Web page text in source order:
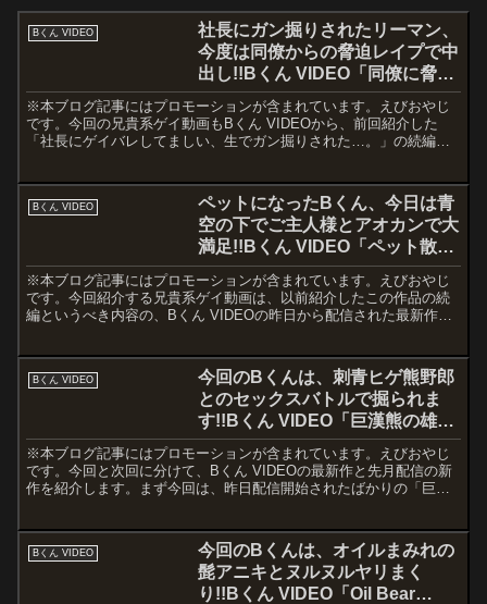
Bくん VIDEO
社長にガン掘りされたリーマン、
今度は同僚からの脅迫レイプで中
出し!!Bくん VIDEO「同僚に脅さ
れ～」。
※本ブログ記事にはプロモーションが含まれています。えびおやじ
です。今回の兄貴系ゲイ動画もBくん VIDEOから、前回紹介した
「社長にゲイバレしてましい、生でガン掘りされた…。」の続編と
Bくん VIDEO
ペットになったBくん、今日は青
空の下でご主人様とアオカンで大
満足!!Bくん VIDEO「ペット散歩
中に中出し」。
※本ブログ記事にはプロモーションが含まれています。えびおやじ
です。今回紹介する兄貴系ゲイ動画は、以前紹介したこの作品の続
編というべき内容の、Bくん VIDEOの昨日から配信された最新作
Bくん VIDEO
今回のBくんは、刺青ヒゲ熊野郎
とのセックスバトルで掘られま
す!!Bくん VIDEO「巨漢熊の雄汁
バトル」。
※本ブログ記事にはプロモーションが含まれています。えびおやじ
です。今回と次回に分けて、Bくん VIDEOの最新作と先月配信の新
作を紹介します。まず今回は、昨日配信開始されたばかりの「巨漢
Bくん VIDEO
今回のBくんは、オイルまみれの
髭アニキとヌルヌルヤリまく
り!!Bくん VIDEO「Oil Bear